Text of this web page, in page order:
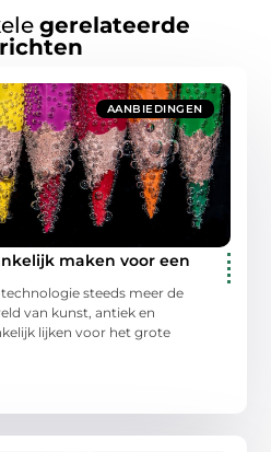
gerelateerde
AANBIEDINGEN
maken voor een
steeds meer de
van kunst, antiek en
lijken voor het grote